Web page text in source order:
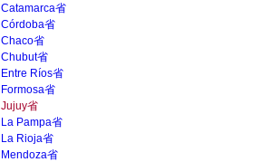
Catamarca省
Córdoba省
Chaco省
Chubut省
Entre Ríos省
Formosa省
Jujuy省
La Pampa省
La Rioja省
Mendoza省